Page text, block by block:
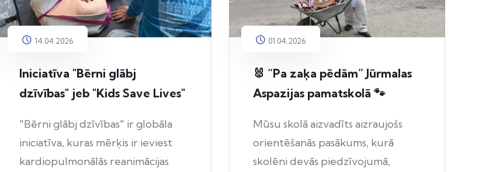
14.04.2026
Iniciatīva "Bērni glābj
dzīvības" jeb "Kids Save Lives"
"Bērni glābj dzīvības" ir globāla
iniciatīva, kuras mērķis ir ieviest
kardiopulmonālās reanimācijas
01.04.2026
🐰 “Pa zaķa pēdām” Jūrmalas
Aspazijas pamatskolā 🐾
Mūsu skolā aizvadīts aizraujošs
orientēšanās pasākums, kurā
skolēni devās piedzīvojumā,